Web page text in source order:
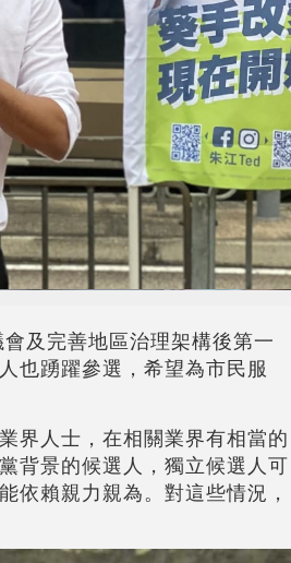
及完善地區治理架構後第一
也踴躍參選，希望為市民服
界人士，在相關業界有相當的
背景的候選人，獨立候選人可
依賴親力親為。對這些情況，